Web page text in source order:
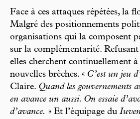
Face à ces attaques répétées, la
Malgré des positionnements
organisations qui la composent
sur la complémentarité. Refusant
elles cherchent continuellement
nouvelles brèches. « C’est un jeu
Claire. Quand les gouvernements
en avance un aussi. On essaie
d’avance. » Et l’équipage du